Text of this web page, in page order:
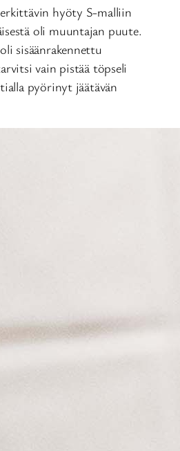
hyöty S-malliin
oli muuntajan puute.
sisäänrakennettu
vain pistää töpseli
pyörinyt jäätävän